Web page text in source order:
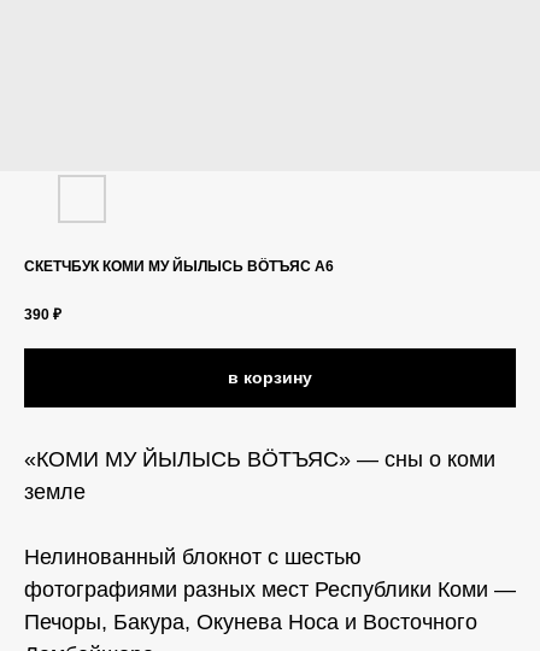
СКЕТЧБУК КОМИ МУ ЙЫЛЫСЬ ВӦТЪЯС А6
390 ₽
в корзину
«КОМИ МУ ЙЫЛЫСЬ ВӦТЪЯС» — сны о коми
земле
Нелинованный блокнот с шестью
фотографиями разных мест Республики Коми —
Печоры, Бакура, Окунева Носа и Восточного